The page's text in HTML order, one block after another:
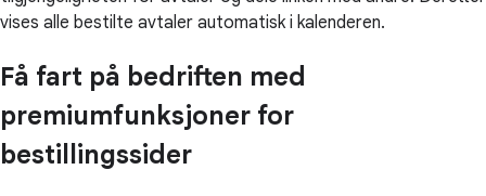
vises alle bestilte avtaler automatisk i kalenderen.
Få fart på bedriften med
premiumfunksjoner for
bestillingssider